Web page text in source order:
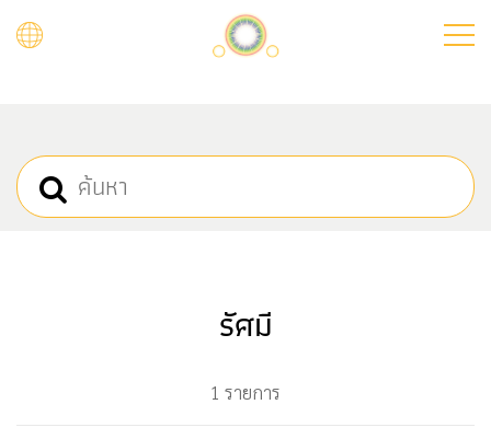
รัศมี
1 รายการ